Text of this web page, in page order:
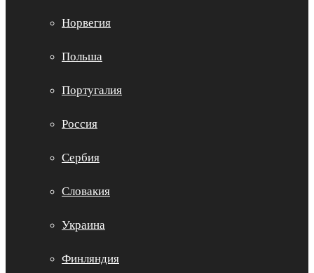
Норвегия
Польша
Португалия
Россия
Сербия
Словакия
Украина
Финляндия